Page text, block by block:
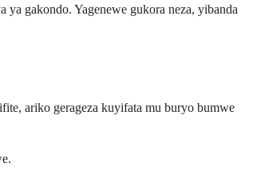
gakondo. Yagenewe gukora neza, yibanda
ariko gerageza kuyifata mu buryo bumwe